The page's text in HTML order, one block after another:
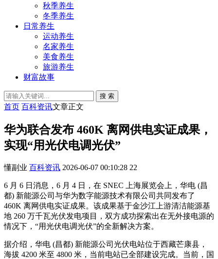
秋季养生
冬季养生
日常养生
运动养生
名家养生
美食养生
旅游养生
财富故事
搜 索
首页 百科资讯文章正文
华为联合发布 460K 离网供电实证成果，
实现“用光伏电调光伏”
懂副业 百科资讯 2026-06-07 00:10:28 22
6 月 6 日消息，6 月 4 日，在 SNEC 上海展览会上，华电 (昌
都) 新能源公司与华为数字能源技术有限公司共同发布了
460K 离网供电实证成果。该成果基于金沙江上游清洁能源基
地 260 万千瓦光伏发电项目，双方成功探索出在无外接电源的
情况下，“用光伏电调光伏”的全新解决方案。
据介绍，华电 (昌都) 新能源公司光伏电站位于西藏芒康县，
海拔 4200 米至 4800 米，当前电站已全部建设完成。当前，国